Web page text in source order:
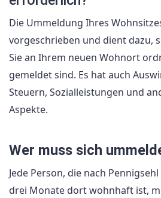
Die Ummeldung Ihres
vorgeschrieben und dient dazu,
Sie an Ihrem neuen Wohnort
gemeldet sind. Es hat auch
Steuern, Sozialleistungen und
Aspekte.
Wer muss sich
Jede Person, die nach
drei Monate dort wohnhaft ist,